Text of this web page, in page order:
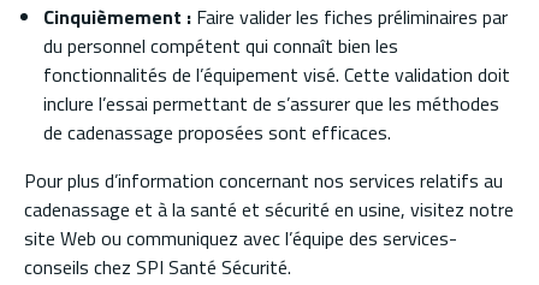
Cinquièmement : Faire valider les fiches préliminaires par
du personnel compétent qui connaît bien les
fonctionnalités de l’équipement visé. Cette validation doit
inclure l’essai permettant de s’assurer que les méthodes
de cadenassage proposées sont efficaces.
Pour plus d’information concernant nos services relatifs au
cadenassage et à la santé et sécurité en usine, visitez notre
site Web ou communiquez avec l’équipe des services-
conseils chez SPI Santé Sécurité.